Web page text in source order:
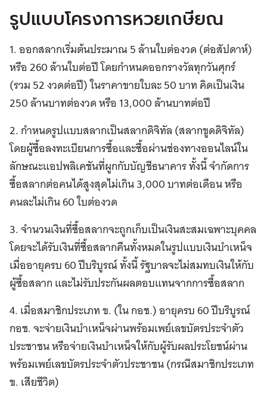
รูปแบบโครงการหวยเกษียณ
1. ออกสลากเริ่มต้นประมาณ 5 ล้านใบต่องวด (ต่อสัปดาห์)
หรือ 260 ล้านใบต่อปี โดยกำหนดออกรางวัลทุกวันศุกร์
(รวม 52 งวดต่อปี) ในราคาขายใบละ 50 บาท คิดเป็นเงิน
250 ล้านบาทต่องวด หรือ 13,000 ล้านบาทต่อปี
2. กำหนดรูปแบบสลากเป็นสลากดิจิทัล (สลากขูดดิจิทัล)
โดยผู้ซื้อลงทะเบียนการซื้อและซื้อผ่านช่องทางออนไลน์ใน
ลักษณะแอปพลิเคชันที่ผูกกับบัญชีธนาคาร ทั้งนี้ จำกัดการ
ซื้อสลากต่อคนได้สูงสุดไม่เกิน 3,000 บาทต่อเดือน หรือ
คนละไม่เกิน 60 ใบต่องวด
3. จำนวนเงินที่ซื้อสลากจะถูกเก็บเป็นเงินสะสมเฉพาะบุคคล
โดยจะได้รับเงินที่ซื้อสลากคืนทั้งหมดในรูปแบบเงินบำเหน็จ
เมื่ออายุครบ 60 ปีบริบูรณ์ ทั้งนี้ รัฐบาลจะไม่สมทบเงินให้กับ
ผู้ซื้อสลาก และไม่รับประกันผลตอบแทนจากการซื้อสลาก
4. เมื่อสมาชิกประเภท ข. (ใน กอช.) อายุครบ 60 ปีบริบูรณ์
กอช. จะจ่ายเงินบำเหน็จผ่านพร้อมเพย์เลขบัตรประจำตัว
ประชาชน หรือจ่ายเงินบำเหน็จให้กับผู้รับผลประโยชน์ผ่าน
พร้อมเพย์เลขบัตรประจำตัวประชาชน (กรณีสมาชิกประเภท
ข. เสียชีวิต)